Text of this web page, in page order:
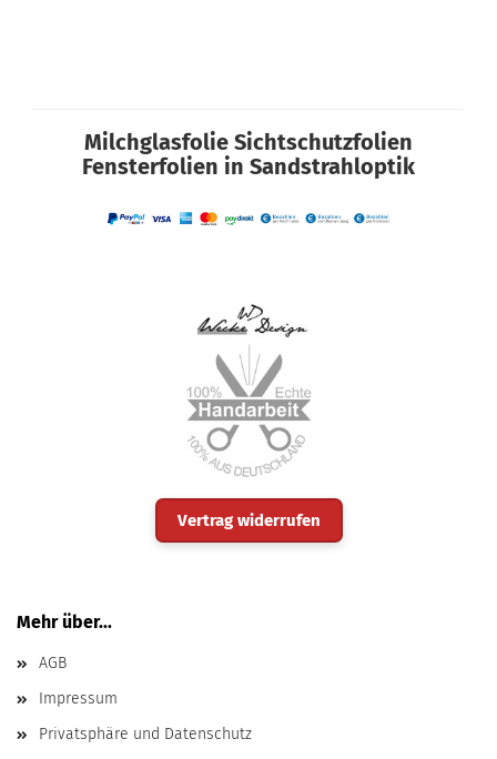
Milchglasfolie Sichtschutzfolien
Fensterfolien in Sandstrahloptik
Vertrag widerrufen
Mehr über...
AGB
Impressum
Privatsphäre und Datenschutz